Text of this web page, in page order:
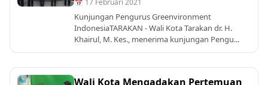
📅 17 Februari 2021
Kunjungan Pengurus Greenvironment
IndonesiaTARAKAN - Wali Kota Tarakan dr. H.
Khairul, M. Kes., menerima kunjungan Pengu...
Wali Kota Mengadakan Pertemuan